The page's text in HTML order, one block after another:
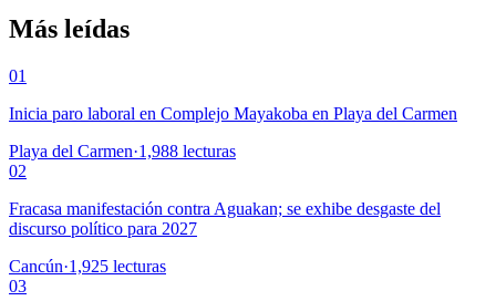
Más leídas
01
Inicia paro laboral en Complejo Mayakoba en Playa del Carmen
Playa del Carmen·1,988 lecturas
02
Fracasa manifestación contra Aguakan; se exhibe desgaste del
discurso político para 2027
Cancún·1,925 lecturas
03